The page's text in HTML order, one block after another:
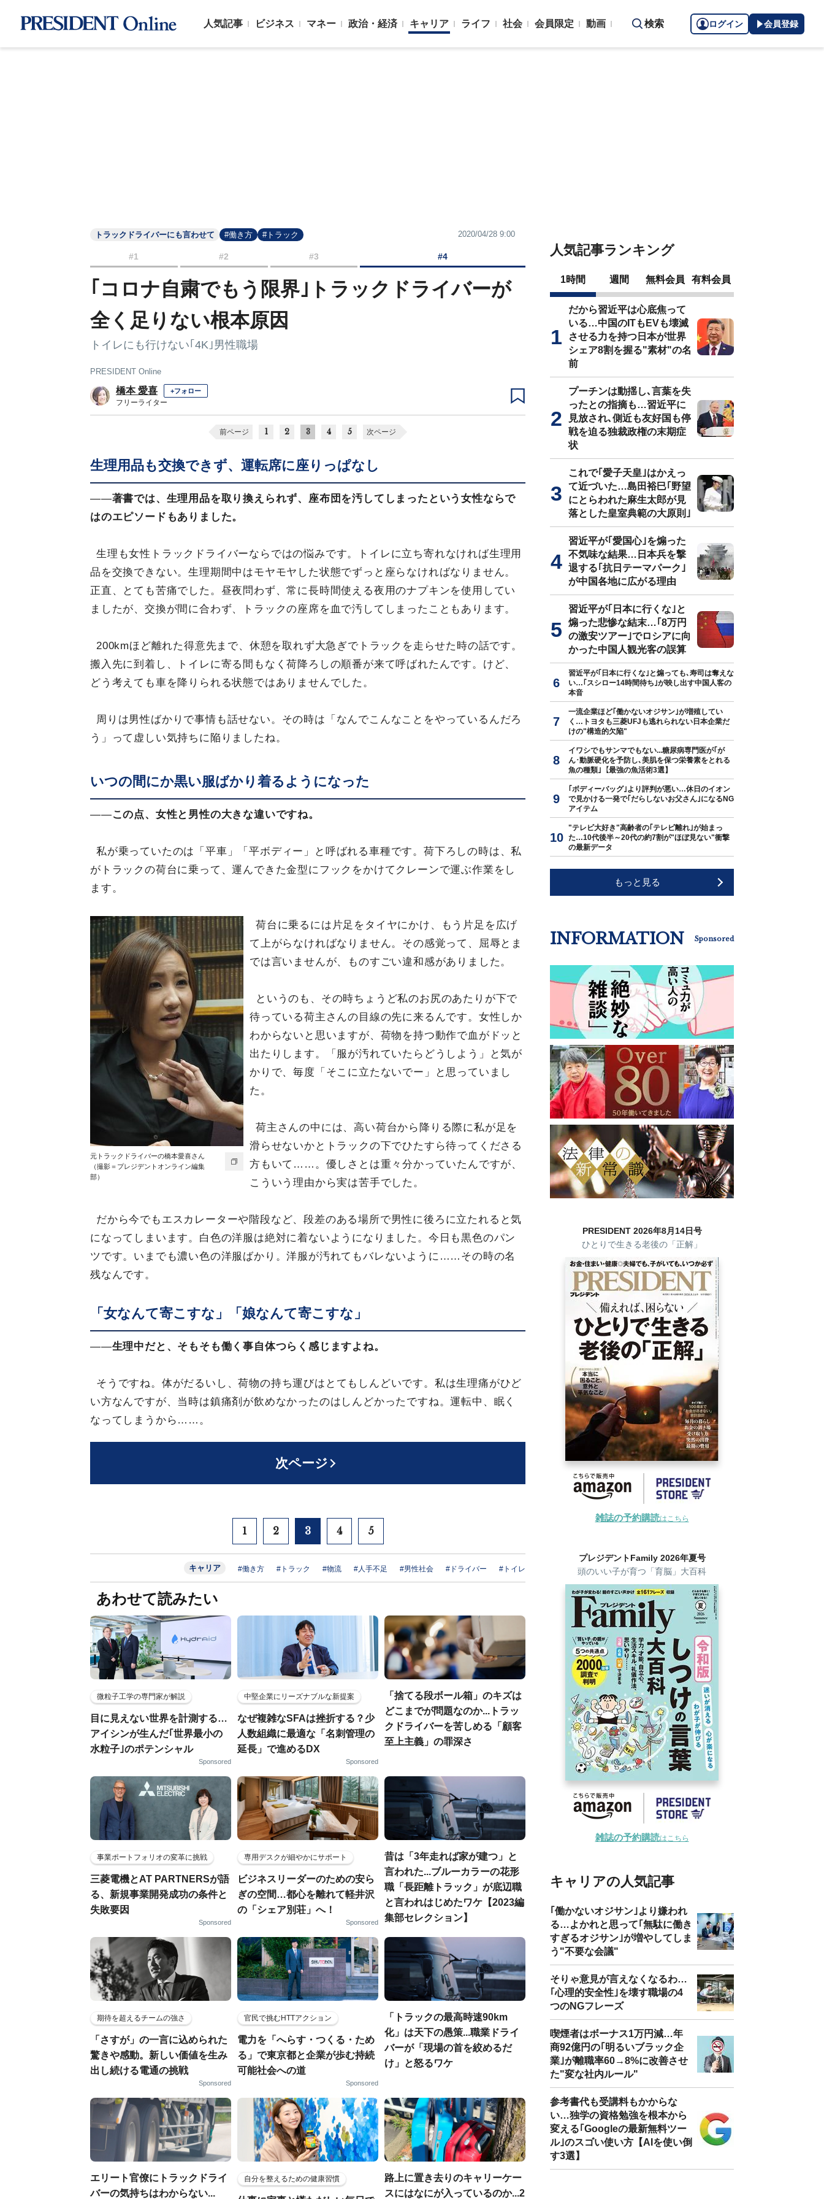
人気記事 ビジネス マネー 政治・経済 キャリア ライフ 社会 会員限定 動画 検索 ログイン 会員登録
トラックドライバーにも言わせて #働き方 #トラック 2020/04/28 9:00
#1 #2 #3 #4
｢コロナ自粛でもう限界｣トラックドライバーが
全く足りない根本原因
トイレにも行けない｢4K｣男性職場
PRESIDENT Online
橋本 愛喜 +フォロー
フリーライター
前ページ 1 2 3 4 5 次ページ
生理用品も交換できず、運転席に座りっぱなし
——著書では、生理用品を取り換えられず、座布団を汚してしまったという女性ならで
はのエピソードもありました。
生理も女性トラックドライバーならではの悩みです。トイレに立ち寄れなければ生理用
品を交換できない。生理期間中はモヤモヤした状態でずっと座らなければなりません。
正直、とても苦痛でした。昼夜問わず、常に長時間使える夜用のナプキンを使用してい
ましたが、交換が間に合わず、トラックの座席を血で汚してしまったこともあります。
200kmほど離れた得意先まで、休憩を取れず大急ぎでトラックを走らせた時の話です。
搬入先に到着し、トイレに寄る間もなく荷降ろしの順番が来て呼ばれたんです。けど、
どう考えても車を降りられる状態ではありませんでした。
周りは男性ばかりで事情も話せない。その時は「なんでこんなことをやっているんだろ
う」って虚しい気持ちに陥りましたね。
いつの間にか黒い服ばかり着るようになった
——この点、女性と男性の大きな違いですね。
私が乗っていたのは「平車」「平ボディー」と呼ばれる車種です。荷下ろしの時は、私
がトラックの荷台に乗って、運んできた金型にフックをかけてクレーンで運ぶ作業をし
ます。
元トラックドライバーの橋本愛喜さん
（撮影＝プレジデントオンライン編集
部）
荷台に乗るには片足をタイヤにかけ、もう片足を広げ
て上がらなければなりません。その感覚って、屈辱とま
では言いませんが、ものすごい違和感がありました。
というのも、その時ちょうど私のお尻のあたりが下で
待っている荷主さんの目線の先に来るんです。女性しか
わからないと思いますが、荷物を持つ動作で血がドッと
出たりします。「服が汚れていたらどうしよう」と気が
かりで、毎度「そこに立たないでー」と思っていまし
た。
荷主さんの中には、高い荷台から降りる際に私が足を
滑らせないかとトラックの下でひたすら待ってくださる
方もいて……。優しさとは重々分かっていたんですが、
こういう理由から実は苦手でした。
だから今でもエスカレーターや階段など、段差のある場所で男性に後ろに立たれると気
になってしまいます。白色の洋服は絶対に着ないようになりました。今日も黒色のパン
ツです。いまでも濃い色の洋服ばかり。洋服が汚れてもバレないように……その時の名
残なんです。
「女なんて寄こすな」「娘なんて寄こすな」
——生理中だと、そもそも働く事自体つらく感じますよね。
そうですね。体がだるいし、荷物の持ち運びはとてもしんどいです。私は生理痛がひど
い方なんですが、当時は鎮痛剤が飲めなかったのはしんどかったですね。運転中、眠く
なってしまうから……。
次ページ
1 2 3 4 5
キャリア #働き方 #トラック #物流 #人手不足 #男性社会 #ドライバー #トイレ
あわせて読みたい
微粒子工学の専門家が解説
目に見えない世界を計測する…
アイシンが生んだ｢世界最小の
水粒子｣のポテンシャル
Sponsored
中堅企業にリーズナブルな新提案
なぜ複雑なSFAは挫折する？少
人数組織に最適な「名刺管理の
延長」で進めるDX
Sponsored
「捨てる段ボール箱」のキズは
どこまでが問題なのか...トラッ
クドライバーを苦しめる「顧客
至上主義」の罪深さ
事業ポートフォリオの変革に挑戦
三菱電機とAT PARTNERSが語
る、新規事業開発成功の条件と
失敗要因
Sponsored
専用デスクが細やかにサポート
ビジネスリーダーのための安ら
ぎの空間…都心を離れて軽井沢
の「シェア別荘」へ！
Sponsored
昔は「3年走れば家が建つ」と
言われた...ブルーカラーの花形
職「長距離トラック」が底辺職
と言われはじめたワケ【2023編
集部セレクション】
期待を超えるチームの強さ
「さすが」の一言に込められた
驚きや感動。新しい価値を生み
出し続ける電通の挑戦
Sponsored
官民で挑むHTTアクション
電力を「へらす・つくる・ため
る」で東京都と企業が歩む持続
可能社会への道
Sponsored
「トラックの最高時速90km
化」は天下の愚策...職業ドライ
バーが「現場の首を絞めるだ
け」と怒るワケ
エリート官僚にトラックドライ
バーの気持ちはわからない...
自分を整えるための健康習慣
路上に置き去りのキャリーケー
スにはなにが入っているのか...2
人気記事ランキング
1時間 週間 無料会員 有料会員
だから習近平は心底焦って
いる…中国のITもEVも壊滅
させる力を持つ日本が世界
シェア8割を握る"素材"の名
前
プーチンは動揺し､言葉を失
ったとの指摘も…習近平に
見放され､側近も友好国も停
戦を迫る独裁政権の末期症
状
これで｢愛子天皇｣はかえっ
て近づいた…島田裕巳｢野望
にとらわれた麻生太郎が見
落とした皇室典範の大原則｣
習近平が｢愛国心｣を煽った
不気味な結果…日本兵を撃
退する｢抗日テーマパーク｣
が中国各地に広がる理由
習近平が｢日本に行くな｣と
煽った悲惨な結末…｢8万円
の激安ツアー｣でロシアに向
かった中国人観光客の誤算
習近平が｢日本に行くな｣と煽っても､寿司は奪えな
い…｢スシロー14時間待ち｣が映し出す中国人客の
本音
一流企業ほど｢働かないオジサン｣が増殖してい
く…トヨタも三菱UFJも逃れられない日本企業だ
けの"構造的欠陥"
イワシでもサンマでもない...糖尿病専門医が｢が
ん･動脈硬化を予防し､美肌を保つ栄養素をとれる
魚の種類｣【最強の魚活術3選】
｢ボディーバッグ｣より評判が悪い…休日のイオン
で見かける一発で｢だらしないお父さん｣になるNG
アイテム
"テレビ大好き"高齢者の｢テレビ離れ｣が始まっ
た…10代後半～20代の約7割が"ほぼ見ない"衝撃
の最新データ
もっと見る
INFORMATION Sponsored
PRESIDENT 2026年8月14日号
ひとりで生きる老後の「正解」
雑誌の予約購読はこちら
プレジデントFamily 2026年夏号
頭のいい子が育つ「育脳」大百科
雑誌の予約購読はこちら
キャリアの人気記事
｢働かないオジサン｣より嫌われ
る…よかれと思って｢無駄に働き
すぎるオジサン｣が増やしてしま
う"不要な会議"
そりゃ意見が言えなくなるわ…
｢心理的安全性｣を壊す職場の4
つのNGフレーズ
喫煙者はボーナス1万円減…年
商92億円の｢明るいブラック企
業｣が離職率60→8%に改善させ
た"変な社内ルール"
参考書代も受講料もかからな
い…独学の資格勉強を根本から
変える｢Googleの最新無料ツー
ル｣のスゴい使い方【AIを使い倒
す3選】